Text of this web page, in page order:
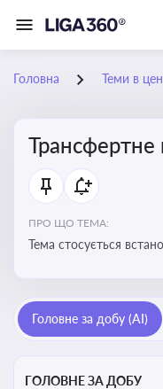
Головна Теми в
Трансфертне
ПРО ЩО ТЕМА:
Тема стосується
Головне за добу (AI)
ГОЛОВНЕ ЗА ДОБУ